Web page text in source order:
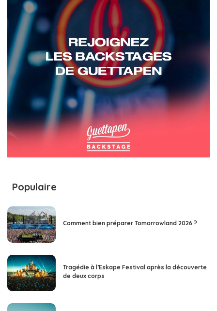
Populaire
Comment bien préparer Tomorrowland 2026 ?
Tragédie à l’Eskape Festival après la découverte
de deux corps